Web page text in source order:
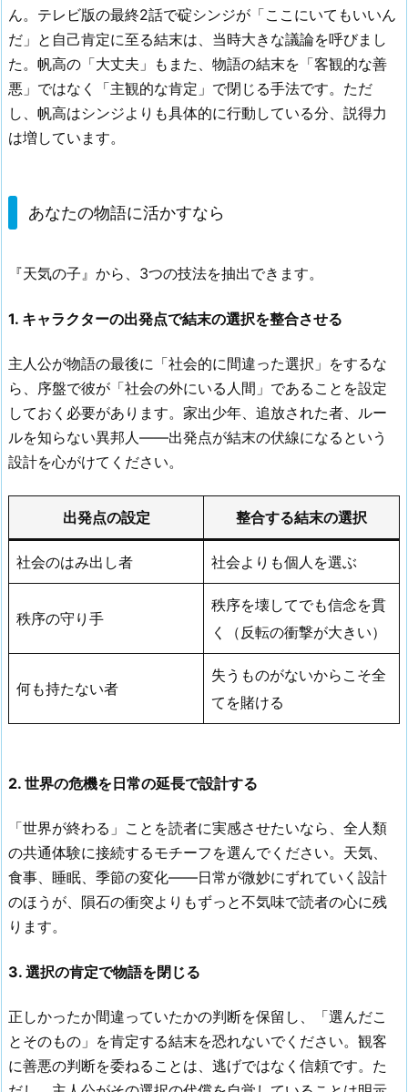
ん。テレビ版の最終2話で碇シンジが「ここにいてもいいん
だ」と自己肯定に至る結末は、当時大きな議論を呼びまし
た。帆高の「大丈夫」もまた、物語の結末を「客観的な善
悪」ではなく「主観的な肯定」で閉じる手法です。ただ
し、帆高はシンジよりも具体的に行動している分、説得力
は増しています。
あなたの物語に活かすなら
『天気の子』から、3つの技法を抽出できます。
1. キャラクターの出発点で結末の選択を整合させる
主人公が物語の最後に「社会的に間違った選択」をするな
ら、序盤で彼が「社会の外にいる人間」であることを設定
しておく必要があります。家出少年、追放された者、ルー
ルを知らない異邦人——出発点が結末の伏線になるという
設計を心がけてください。
出発点の設定 整合する結末の選択
社会のはみ出し者 社会よりも個人を選ぶ
秩序の守り手
秩序を壊してでも信念を貫
く（反転の衝撃が大きい）
何も持たない者
失うものがないからこそ全
てを賭ける
2. 世界の危機を日常の延長で設計する
「世界が終わる」ことを読者に実感させたいなら、全人類
の共通体験に接続するモチーフを選んでください。天気、
食事、睡眠、季節の変化——日常が微妙にずれていく設計
のほうが、隕石の衝突よりもずっと不気味で読者の心に残
ります。
3. 選択の肯定で物語を閉じる
正しかったか間違っていたかの判断を保留し、「選んだこ
とそのもの」を肯定する結末を恐れないでください。観客
に善悪の判断を委ねることは、逃げではなく信頼です。た